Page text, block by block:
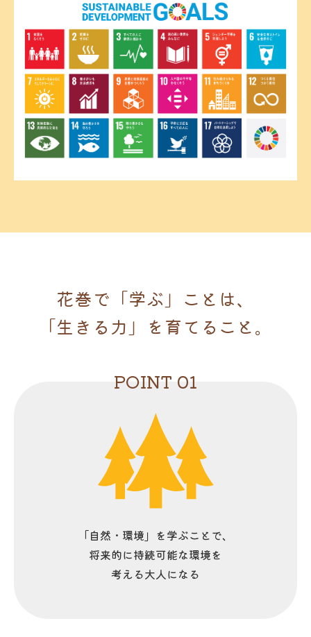
花巻で「学ぶ」ことは、
「生きる力」を育てること。
POINT 01
「自然・環境」を学ぶことで、
将来的に持続可能な環境を
考える大人になる